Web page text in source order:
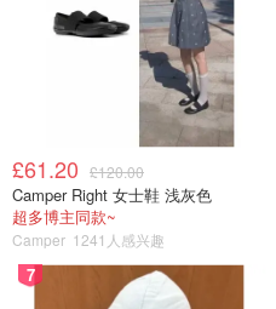
£61.20 £120.00
Camper Right 女士鞋 浅灰色
超多博主同款~
Camper 1241人感兴趣
7